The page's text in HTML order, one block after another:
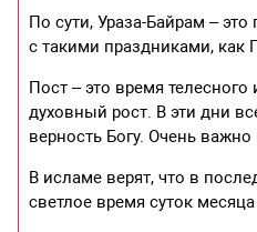
По сути, Ураза-Байрам –
с такими праздниками, как
Пост – это время
духовный рост. В эти дни
верность Богу. Очень
В исламе верят, что в
светлое время суток